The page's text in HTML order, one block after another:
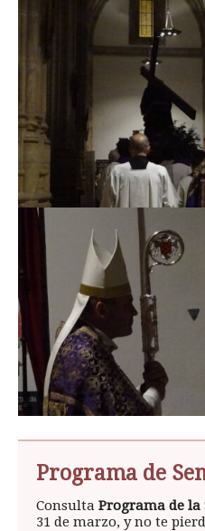
Programa de
Consulta Programa de la
31 de marzo, y no te